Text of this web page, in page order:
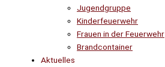
Jugendgruppe
Kinderfeuerwehr
Frauen in der Feuerwehr
Brandcontainer
Aktuelles